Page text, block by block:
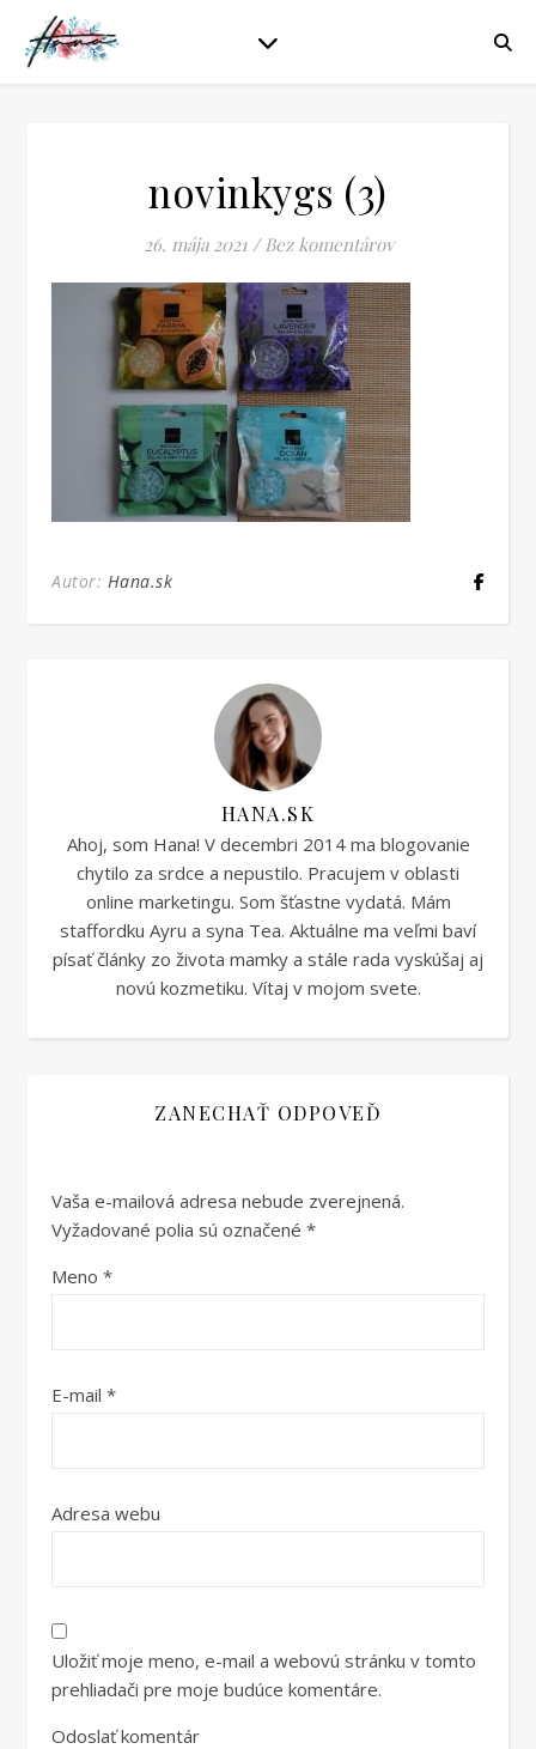
novinkygs (3)
26. mája 2021 / Bez komentárov
Autor: Hana.sk
HANA.SK
Ahoj, som Hana! V decembri 2014 ma blogovanie
chytilo za srdce a nepustilo. Pracujem v oblasti
online marketingu. Som šťastne vydatá. Mám
staffordku Ayru a syna Tea. Aktuálne ma veľmi baví
písať články zo života mamky a stále rada vyskúšaj aj
novú kozmetiku. Vítaj v mojom svete.
ZANECHAŤ ODPOVEĎ
Vaša e-mailová adresa nebude zverejnená.
Vyžadované polia sú označené *
Meno *
E-mail *
Adresa webu
Uložiť moje meno, e-mail a webovú stránku v tomto
prehliadači pre moje budúce komentáre.
Odoslať komentár